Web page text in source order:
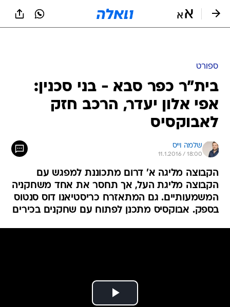
ספורט
בית"ר כפר סבא - בני סכנין:
אפי אלון יעדר, הרכב חזק
לאבוקסיס
שלמה וייס
11.1.2016 / 18:00
הקבוצה מליגה א' דרום מתכוננת למפגש עם
הקבוצה מליגת העל, אך תחסר את אחד משחקניה
המשמעותיים. גם המתאזרח כריסטיאנו דוס סנטוס
בספק. אבוקסיס מתכנן לפתוח עם שחקנים בכירים